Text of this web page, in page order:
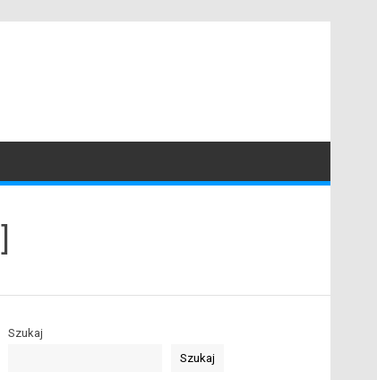
Szukaj
Szukaj